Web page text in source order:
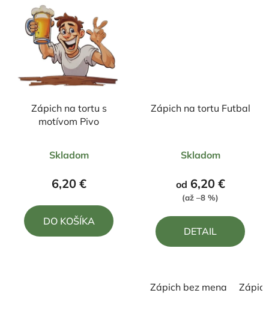
Zápich na tortu s
motívom Pivo
hodnotenie
produktu
5,0
z
Skladom
6,20 €
DO KOŠÍKA
Zápich na tortu Futbal
hodnotenie
produktu
je
z
Skladom
od 6,20 €
(až –8 %)
DETAIL
Zápich bez mena